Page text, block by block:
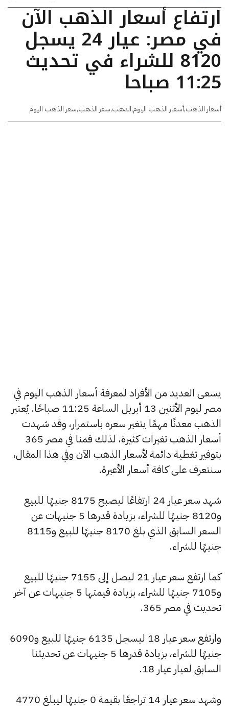
ارتفاع أسعار الذهب الآن
في مصر: عيار 24 يسجل
8120 للشراء في تحديث
11:25 صباحا
أسعار الذهب,أسعار الذهب اليوم,الذهب,سعر الذهب,سعر الذهب اليوم
يسعى العديد من الأفراد لمعرفة أسعار الذهب اليوم في
مصر ليوم الأثنين 13 أبريل الساعة 11:25 صباحًا. يُعتبر
الذهب معدنًا مهمًا يتغير سعره باستمرار، وقد شهدت
أسعار الذهب تغيرات كثيرة، لذلك قمنا في مصر 365
بتوفير تغطية دائمة لأسعار الذهب الآن وفي هذا المقال،
سنتعرف على كافة أسعار الأعيرة.
شهد سعر عيار 24 ارتفاعًا ليصبح 8175 جنيهًا للبيع
و8120 جنيهًا للشراء، بزيادة قدرها 5 جنيهات عن
السعر السابق الذي بلغ 8170 جنيهًا للبيع و8115
جنيهًا للشراء.
كما ارتفع سعر عيار 21 ليصل إلى 7155 جنيهًا للبيع
و7105 جنيهًا للشراء، بزيادة قيمتها 5 جنيهات عن آخر
تحديث في مصر 365.
وارتفع سعر عيار 18 ليسجل 6135 جنيهًا للبيع و6090
جنيهًا للشراء، بزيادة قدرها 5 جنيهات عن تحديثنا
السابق لعيار عيار 18.
وشهد سعر عيار 14 تراجعًا بقيمة 0 جنيهًا ليبلغ 4770